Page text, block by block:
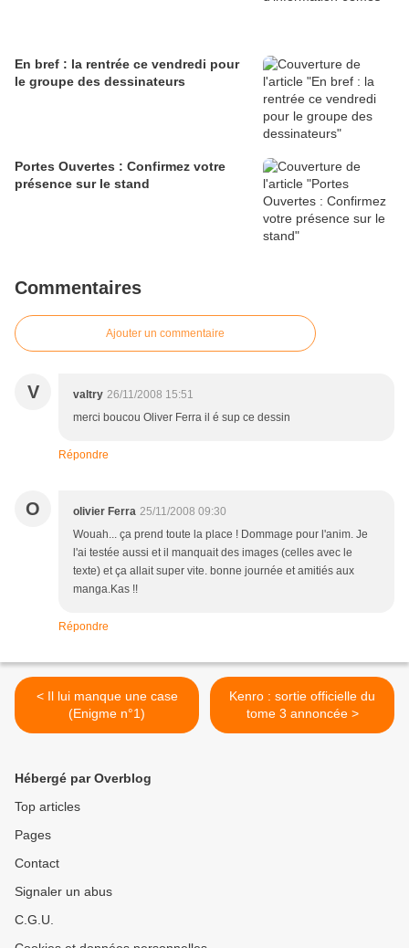
En bref : la rentrée ce vendredi pour
le groupe des dessinateurs
Portes Ouvertes : Confirmez votre
présence sur le stand
Commentaires
Ajouter un commentaire
V valtry 26/11/2008 15:51
merci boucou Oliver Ferra il é sup ce dessin
Répondre
O olivier Ferra 25/11/2008 09:30
Wouah... ça prend toute la place ! Dommage pour l'anim. Je
l'ai testée aussi et il manquait des images (celles avec le
texte) et ça allait super vite. bonne journée et amitiés aux
manga.Kas !!
Répondre
< Il lui manque une case
(Enigme n°1)
Kenro : sortie officielle du
tome 3 annoncée >
Hébergé par Overblog
Top articles
Pages
Contact
Signaler un abus
C.G.U.